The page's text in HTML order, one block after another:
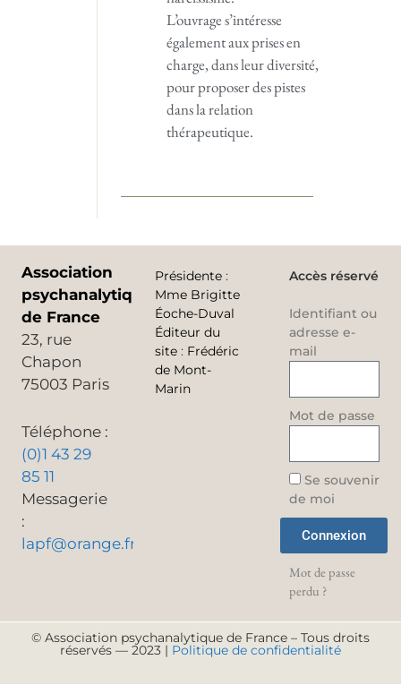
L’ouvrage s’intéresse
également aux prises en
charge, dans leur diversité,
pour proposer des pistes
dans la relation
thérapeutique.
Association
psychanalytique
de France
23, rue
Chapon
75003 Paris
Téléphone :
(0)1 43 29
85 11
Messagerie
:
lapf@orange.fr
Présidente :
Mme Brigitte
Éoche-Duval
Éditeur du
site : Frédéric
de Mont-
Marin
Accès réservé
Identifiant ou
adresse e-
mail
Mot de passe
Se souvenir
de moi
Connexion
Mot de passe
perdu ?
© Association psychanalytique de France – Tous droits
réservés — 2023 | Politique de confidentialité